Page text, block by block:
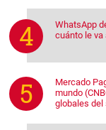
WhatsApp
cuánto le
Mercado
mundo
globales del